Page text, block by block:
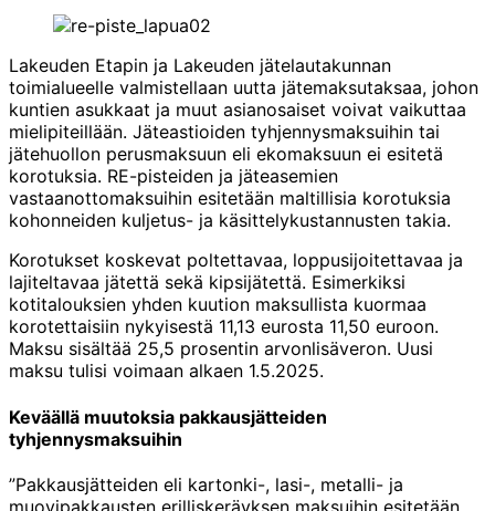
Lakeuden Etapin ja Lakeuden jätelautakunnan
toimialueelle valmistellaan uutta jätemaksutaksaa, johon
kuntien asukkaat ja muut asianosaiset voivat vaikuttaa
mielipiteillään. Jäteastioiden tyhjennysmaksuihin tai
jätehuollon perusmaksuun eli ekomaksuun ei esitetä
korotuksia. RE-pisteiden ja jäteasemien
vastaanottomaksuihin esitetään maltillisia korotuksia
kohonneiden kuljetus- ja käsittelykustannusten takia.
Korotukset koskevat poltettavaa, loppusijoitettavaa ja
lajiteltavaa jätettä sekä kipsijätettä. Esimerkiksi
kotitalouksien yhden kuution maksullista kuormaa
korotettaisiin nykyisestä 11,13 eurosta 11,50 euroon.
Maksu sisältää 25,5 prosentin arvonlisäveron. Uusi
maksu tulisi voimaan alkaen 1.5.2025.
Keväällä muutoksia pakkausjätteiden
tyhjennysmaksuihin
”Pakkausjätteiden eli kartonki-, lasi-, metalli- ja
muovipakkausten erilliskeräyksen maksuihin esitetään